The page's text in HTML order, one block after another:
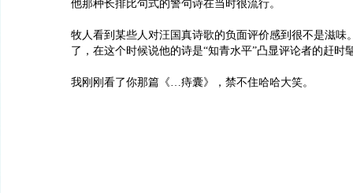
他那种长排比句式的警句诗在当时很流行。
牧人看到某些人对汪国真诗歌的负面评价感到很不是滋味
了，在这个时候说他的诗是“知青水平”凸显评论者的赶时
我刚刚看了你那篇《…痔囊》，禁不住哈哈大笑。